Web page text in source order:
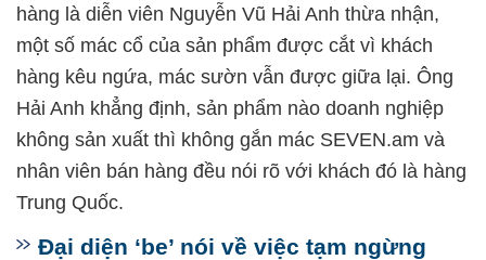
hàng là diễn viên Nguyễn Vũ Hải Anh thừa nhận,
một số mác cổ của sản phẩm được cắt vì khách
hàng kêu ngứa, mác sườn vẫn được giữa lại. Ông
Hải Anh khẳng định, sản phẩm nào doanh nghiệp
không sản xuất thì không gắn mác SEVEN.am và
nhân viên bán hàng đều nói rõ với khách đó là hàng
Trung Quốc.
Đại diện ‘be’ nói về việc tạm ngừng